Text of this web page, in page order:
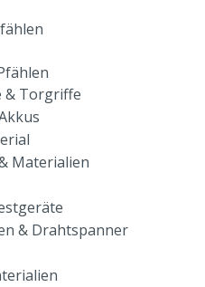
& Torgriffe
Materialien
& Drahtspanner